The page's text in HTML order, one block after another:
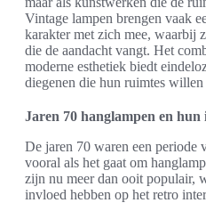
Vintage lampen brengen vaak
karakter met zich mee, waarbij
die de aandacht vangt. Het
moderne esthetiek biedt
diegenen die hun ruimtes willen
Jaren 70 hanglampen en
De jaren 70 waren een periode
vooral als het gaat om
zijn nu meer dan ooit populair,
invloed hebben op het retro